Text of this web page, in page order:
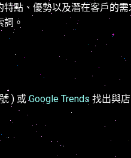
點、優勢以及潛在客戶的需
。
) 或Google Trends 找出與